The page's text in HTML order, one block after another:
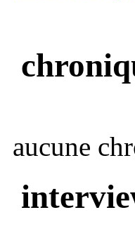
aucune